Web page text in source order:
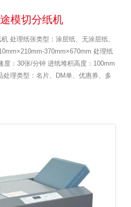
模切分纸机
处理纸张类型：涂层纸、无涂层纸、
370mm×670mm 处理纸
度：30张/分钟 进纸堆积高度：100mm
处理类型：名片、DM单、优惠券、多